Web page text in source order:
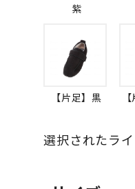
紫
【片足】黒
選択されたラ